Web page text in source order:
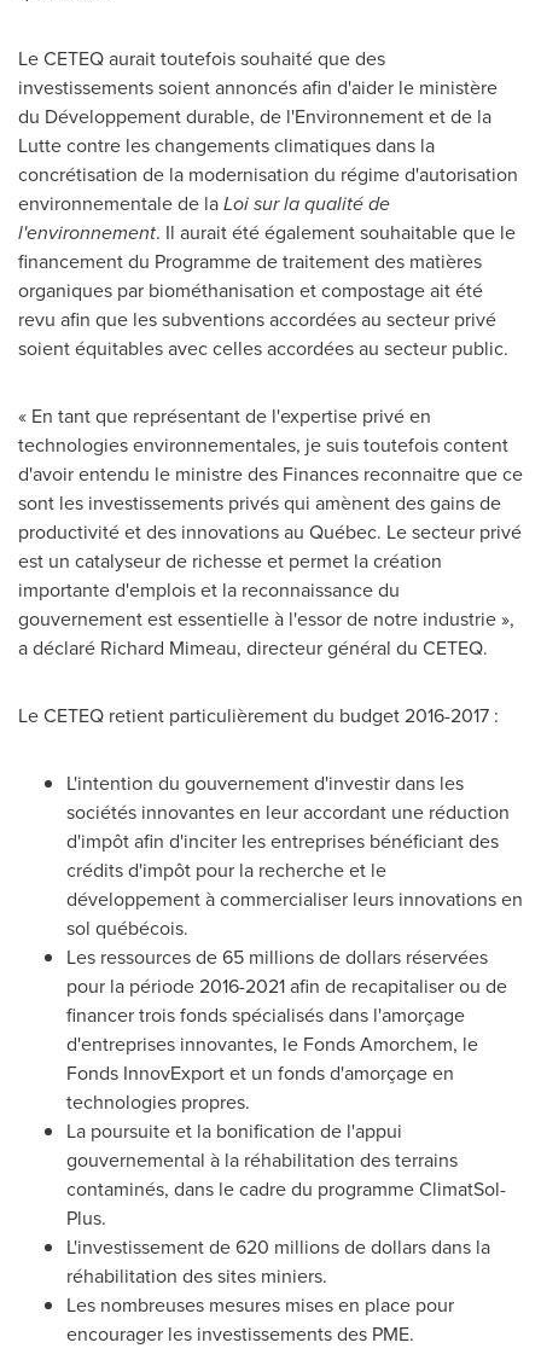
Le CETEQ aurait toutefois souhaité que des
investissements soient annoncés afin d'aider le ministère
du Développement durable, de l'Environnement et de la
Lutte contre les changements climatiques dans la
concrétisation de la modernisation du régime d'autorisation
environnementale de laLoi sur la qualité de
l'environnement. Il aurait été également souhaitable que le
financement du Programme de traitement des matières
organiques par biométhanisation et compostage ait été
revu afin que les subventions accordées au secteur privé
soient équitables avec celles accordées au secteur public.
« En tant que représentant de l'expertise privé en
technologies environnementales, je suis toutefois content
d'avoir entendu le ministre des Finances reconnaitre que ce
sont les investissements privés qui amènent des gains de
productivité et des innovations au Québec. Le secteur privé
est un catalyseur de richesse et permet la création
importante d'emplois et la reconnaissance du
gouvernement est essentielle à l'essor de notre industrie »,
a déclaré Richard Mimeau, directeur général du CETEQ.
Le CETEQ retient particulièrement du budget 2016-2017 :
L'intention du gouvernement d'investir dans les
sociétés innovantes en leur accordant une réduction
d'impôt afin d'inciter les entreprises bénéficiant des
crédits d'impôt pour la recherche et le
développement à commercialiser leurs innovations en
sol québécois.
Les ressources de 65 millions de dollars réservées
pour la période 2016-2021 afin de recapitaliser ou de
financer trois fonds spécialisés dans l'amorçage
d'entreprises innovantes, le Fonds Amorchem, le
Fonds InnovExport et un fonds d'amorçage en
technologies propres.
La poursuite et la bonification de l'appui
gouvernemental à la réhabilitation des terrains
contaminés, dans le cadre du programme ClimatSol-
Plus.
L'investissement de 620 millions de dollars dans la
réhabilitation des sites miniers.
Les nombreuses mesures mises en place pour
encourager les investissements des PME.